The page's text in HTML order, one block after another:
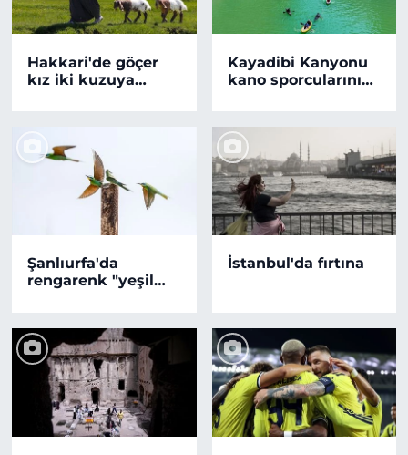
Hakkari'de göçer
kız iki kuzuya
Kayadibi Kanyonu
kano sporcularını
Şanlıurfa'da
rengarenk "yeşil
görüntülendi!
İstanbul'da fırtına